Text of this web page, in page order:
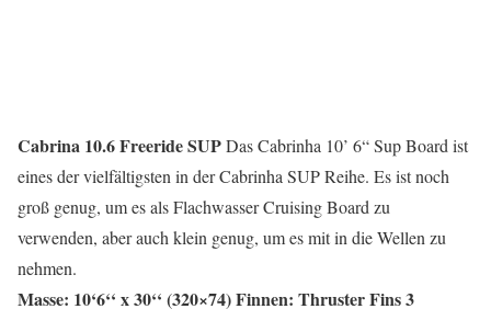
Cabrina 10.6 Freeride SUPDas Cabrinha 10’ 6“ Sup Board ist
eines der vielfältigsten in der Cabrinha SUP Reihe. Es ist noch
groß genug, um es als Flachwasser Cruising Board zu
verwenden, aber auch klein genug, um es mit in die Wellen zu
nehmen.
Masse: 10‘6‘‘ x 30‘‘ (320×74) Finnen: Thruster Fins 3